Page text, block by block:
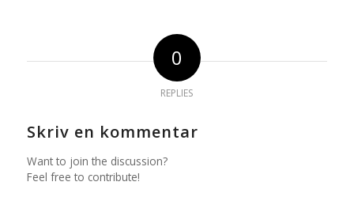
0
REPLIES
Skriv en kommentar
Want to join the discussion?
Feel free to contribute!